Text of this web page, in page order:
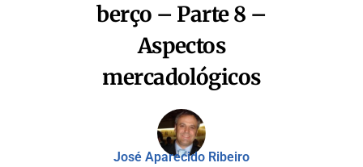
berço – Parte 8 –
Aspectos
mercadológicos
José Aparecido Ribeiro